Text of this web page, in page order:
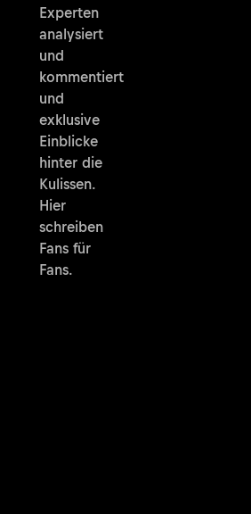
Experten
analysiert
und
kommentiert
und
exklusive
Einblicke
hinter die
Kulissen.
Hier
schreiben
Fans für
Fans.